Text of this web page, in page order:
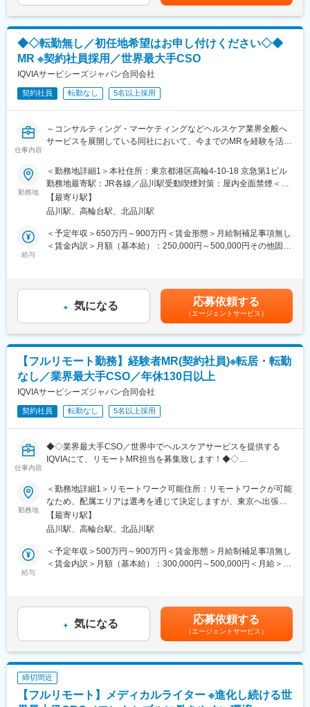
入社後は配属前研修を受けたのち、当社クライアントである医療
機器メーカーへ配属されます。
行っていただくお仕事は、医療機器メーカーとして製品のシェア
拡大と適正使用のための働きかけ。
医療機器営業時代に培った経験をそのまま活かしていただきま
す。
今までのご経験を活かせるプロジェクトをご提案いたします。
■入社後も強力なバックアップが受けられます！
業界のご経験があっても、会社が異なれば「当たり前」も異なり
業界経験者だからこそのギャップをいち早く解消するのが、本部
スタッフであるプロジェクトマネージャーの役割です。
1人のプロジェクトマネージャーが管理する営業は約20名程度で
あり、相談事があればいつでも連絡できる距離感です。
1～2カ月に一度の面談も実施しており、日々の業務だけでなく中
長期的な視点での相談も可能です。ぜひ頼ってください。
こそ実現ができていることであり、強みの部分です。
変更の範囲：会社の定める業務
◆◇転勤無し／初任地希望はお申し付けください◇◆
MR ※契約社員採用／世界最大手CSO
IQVIAサービシーズジャパン合同会社
契約社員 転勤なし 5名以上採用
仕事内容
～コンサルティング・マーケティングなどヘルスケア業界全般へ
サービスを展開している同社において、今までのMRを経験を活か
■具体的な業務詳細：これまでのMRとしての実績、経験をもと
に、同社のコントラクトMRとしてクライアントのビジネスに貢献
いただきます。
・現在MRは正社員採用を積極的に行っておりますが、ご転勤が難
しい方に向けて、契約社員採用も実施しております
・担当エリア内での訪問医療施設のターゲティング、担当医療施
担当者）とのリレーション構築
・医療従事者向けの説明会の企画・実施、医師同士のコミュニケ
ーション推進のための研究会・勉強会の立ち上げ、講演会の企
■CSO業界の動向：CSO業界の今後の動向としては今後のニーズ
が拡大していくことが見込まれます。メーカーMRの場合は新製品
の上市、競合品の出現、特許切れ、等によってMRの雇用が流動的
となるケースもありますが、ヘルスケアのマーケットで見た時に
は市場はかなりの拡大フェーズにございます。そのため、販売を
アウトソースする欧米的な手法が今後はベーシックなものとな
り、コントラクトMRとして息の長いキャリアを形成することがで
きるのです。
■当社について：当社は米国に本社を置き、世界100以上の国や地
び臨床試験サービスを提供する世界的なリーディングカンパニー
です。当社は、疾患領域、サイエンス、解析における長年の経験
や知識を生かして、様々なサービスを提供し続けています。
勤務地
＜勤務地詳細1＞本社住所：東京都港区高輪4-10-18 京急第1ビル
勤務地最寄駅：JR各線／品川駅受動喫煙対策：屋内全面禁煙＜勤
務地詳細2＞全国住所：全国 ※希望勤務地はアドバイザーにお伝
えください。 受動喫煙対策：屋内全面禁煙変更の範囲：会社の定
【最寄り駅】
品川駅、高輪台駅、北品川駅
給与
＜予定年収＞650万円～900万円＜賃金形態＞月給制補足事項無し
＜賃金内訳＞月額（基本給）：250,000円～500,000円その他固定
手当支給する。【補足】プロジェクト稼働手当(35,000円)、外勤
日当（1日1,500円／外勤3.5時間以上）■変動賞与制（6月・12
月・3月）※平均実績6ヶ月分■インセンティブ：3月（対象者）賃
金はあくまでも目安の金額であり、選考を通じて上下する可能性
があります。月給(月額)は固定手当を含めた表記です。
気になる 応募依頼する
（エージェントサービス）
【フルリモート勤務】経験者MR(契約社員)※転居・転勤
なし／業界最大手CSO／年休130日以上
IQVIAサービシーズジャパン合同会社
契約社員 転勤なし 5名以上採用
仕事内容
◆◇業界最大手CSO／世界中でヘルスケアサービスを提供する
IQVIAにて、リモートMR担当を募集致します！◆◇
【具体的な業務詳細】
国内トップクラスのプロジェクト受託実績を誇る当社の一員とし
て、医薬品PJなどを中心にリモートMRとしてクライアントビジ
ネス拡大に貢献していただきます。
具体的なプロジェクトは選考の過程でお伝えいたしますので、是
非お気軽にご応募くださいませ！
関与しています
・日本においても業界トップシェアを誇り、常時100以上のPJが
勤務地
＜勤務地詳細1＞リモートワーク可能住所：リモートワークが可能
なため、配属エリアは選考を通じて決定しますが、東京へ出張が
可能な方歓迎です。 受動喫煙対策：屋内全面禁煙＜勤務地詳細2
＞本社住所：東京都港区高輪4-10-18 京急第1ビル勤務地最寄駅：
定める事業所
【最寄り駅】
品川駅、高輪台駅、北品川駅
給与
＜予定年収＞500万円～900万円＜賃金形態＞月給制補足事項無し
＜賃金内訳＞月額（基本給）：300,000円～500,000円＜月給＞
ジェクト稼働手当(35,000円)、外勤日当（1日1,500円／外勤3.5時
間以上）■変動賞与制（6月・12月・3月）※平均実績6ヶ月分■イン
センティブ：3月（対象者）賃金はあくまでも目安の金額であり、
選考を通じて上下する可能性があります。月給(月額)は固定手当を
含めた表記です。
気になる 応募依頼する
（エージェントサービス）
締切間近
【フルリモート】メディカルライター ※進化し続ける世